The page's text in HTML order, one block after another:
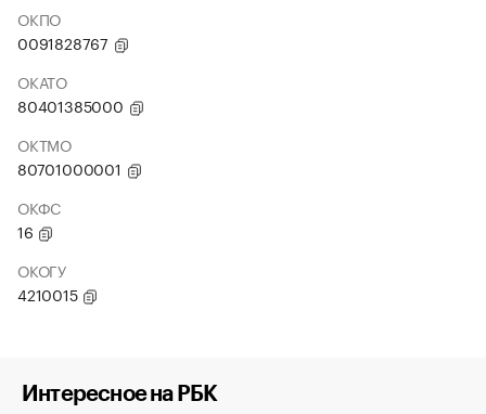
ОКПО
0091828767
ОКАТО
80401385000
ОКТМО
80701000001
ОКФС
16
ОКОГУ
4210015
Интересное на РБК